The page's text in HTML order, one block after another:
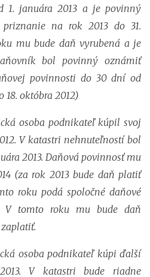
1. januára 2013 a je povinný
priznanie na rok 2013 do 31.
mu bude daň vyrubená a je
bol povinný oznámiť
povinnosti do 30 dní od
18. októbra 2012)
osoba podnikateľ kúpil svoj
V katastri nehnuteľností bol
2013. Daňová povinnosť mu
(za rok 2013 bude daň platiť
roku podá spoločné daňové
V tomto roku mu bude daň
osoba podnikateľ kúpi ďalší
V katastri bude riadne